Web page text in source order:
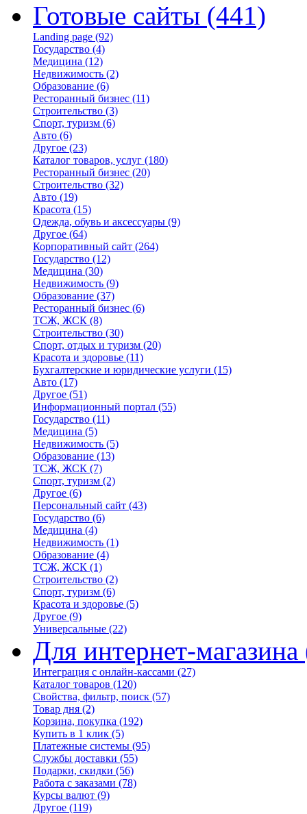
Готовые сайты (441)
Landing page (92)
Государство (4)
Медицина (12)
Недвижимость (2)
Образование (6)
Ресторанный бизнес (11)
Строительство (3)
Спорт, туризм (6)
Авто (6)
Другое (23)
Каталог товаров, услуг (180)
Ресторанный бизнес (20)
Строительство (32)
Авто (19)
Красота (15)
Одежда, обувь и аксессуары (9)
Другое (64)
Корпоративный сайт (264)
Государство (12)
Медицина (30)
Недвижимость (9)
Образование (37)
Ресторанный бизнес (6)
ТСЖ, ЖСК (8)
Строительство (30)
Спорт, отдых и туризм (20)
Красота и здоровье (11)
Бухгалтерские и юридические услуги (15)
Авто (17)
Другое (51)
Информационный портал (55)
Государство (11)
Медицина (5)
Недвижимость (5)
Образование (13)
ТСЖ, ЖСК (7)
Спорт, туризм (2)
Другое (6)
Персональный сайт (43)
Государство (6)
Медицина (4)
Недвижимость (1)
Образование (4)
ТСЖ, ЖСК (1)
Строительство (2)
Спорт, туризм (6)
Красота и здоровье (5)
Другое (9)
Универсальные (22)
Для интернет-магазина
Интеграция с онлайн-кассами (27)
Каталог товаров (120)
Свойства, фильтр, поиск (57)
Товар дня (2)
Корзина, покупка (192)
Купить в 1 клик (5)
Платежные системы (95)
Службы доставки (55)
Подарки, скидки (56)
Работа с заказами (78)
Курсы валют (9)
Другое (119)